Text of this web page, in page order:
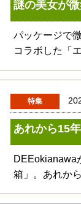
謎の美女が
パッケージで
コラボした「
特集
あれから15
DEEokianawa
箱」。あれか